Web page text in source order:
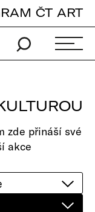
ČT ART
zde přináší své
akce